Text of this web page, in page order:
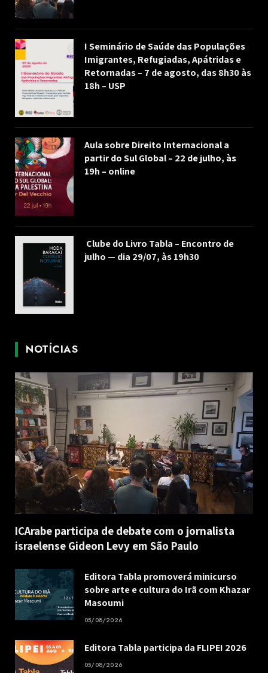
I Seminário de Saúde das Populações
Imigrantes, Refugiadas, Apátridas e
Retornadas – 7 de agosto, das 8h30 às
18h – USP
Aula sobre Direito Internacional a
partir do Sul Global – 22 de julho, às
19h – online
Clube do Livro Tabla – Encontro de
julho — dia 29/07, às 19h30
NOTÍCIAS
ICArabe participa de debate com o jornalista
israelense Gideon Levy em São Paulo
Editora Tabla promoverá minicurso
sobre arte e cultura do Irã com Khazar
Masoumi
05/08/2026
Editora Tabla participa da FLIPEI 2026
05/08/2026